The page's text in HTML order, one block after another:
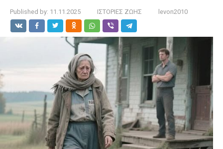
Published by: 11.11.2025 ΙΣΤΟΡΙΕΣ ΖΩΗΣ levon2010